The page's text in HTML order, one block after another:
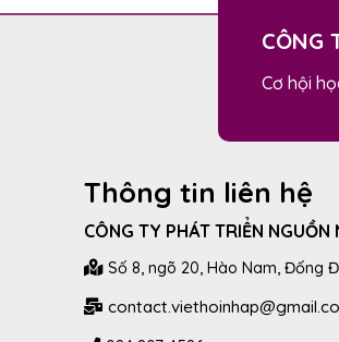
CÔNG
Cơ hội
Thông tin liên hệ
CÔNG TY PHÁT TRIỂN NGUỒN
Số 8, ngõ 20, Hào Nam, Đống